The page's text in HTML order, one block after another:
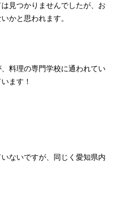
見つかりませんでしたが、お
かと思われます。
料理の専門学校に通われてい
ます！
ないですが、同じく愛知県内